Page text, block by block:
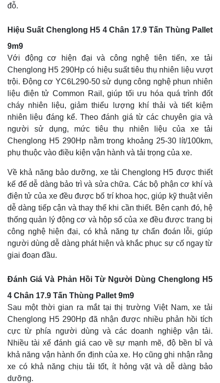
đỗ.
Hiệu Suất Chenglong H5 4 Chân 17.9 Tấn Thùng Pallet
9m9
Với động cơ hiện đại và công nghệ tiên tiến, xe tải
Chenglong H5 290Hp có hiệu suất tiêu thụ nhiên liệu vượt
trội. Động cơ YC6L290-50 sử dụng công nghệ phun nhiên
liệu điện tử Common Rail, giúp tối ưu hóa quá trình đốt
cháy nhiên liệu, giảm thiểu lượng khí thải và tiết kiệm
nhiên liệu đáng kể. Theo đánh giá từ các chuyên gia và
người sử dụng, mức tiêu thụ nhiên liệu của xe tải
Chenglong H5 290Hp nằm trong khoảng 25-30 lít/100km,
phụ thuộc vào điều kiện vận hành và tải trọng của xe.
Về khả năng bảo dưỡng, xe tải Chenglong H5 được thiết
kế để dễ dàng bảo trì và sửa chữa. Các bộ phận cơ khí và
điện tử của xe đều được bố trí khoa học, giúp kỹ thuật viên
dễ dàng tiếp cận và thay thế khi cần thiết. Bên cạnh đó, hệ
thống quản lý động cơ và hộp số của xe đều được trang bị
công nghệ hiện đại, có khả năng tự chẩn đoán lỗi, giúp
người dùng dễ dàng phát hiện và khắc phục sự cố ngay từ
giai đoạn đầu.
Đánh Giá Và Phản Hồi Từ Người Dùng Chenglong H5
4 Chân 17.9 Tấn Thùng Pallet 9m9
Sau một thời gian ra mắt tại thị trường Việt Nam, xe tải
Chenglong H5 290Hp đã nhận được nhiều phản hồi tích
cực từ phía người dùng và các doanh nghiệp vận tải.
Nhiều tài xế đánh giá cao về sự mạnh mẽ, độ bền bỉ và
khả năng vận hành ổn định của xe. Họ cũng ghi nhận rằng
xe có khả năng chịu tải tốt, ít hỏng vặt và dễ dàng bảo
dưỡng.